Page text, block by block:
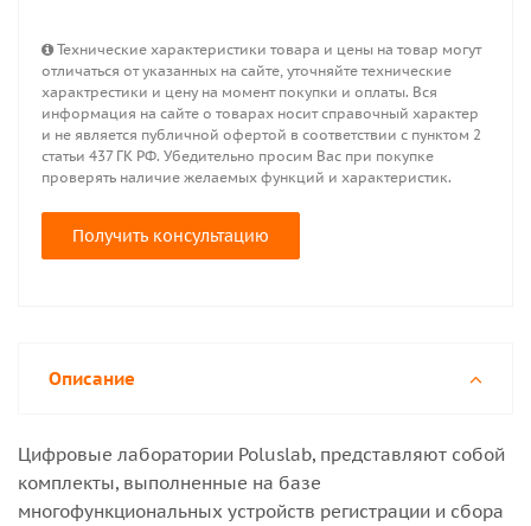
Технические характеристики товара и цены на товар могут
отличаться от указанных на сайте, уточняйте технические
характрестики и цену на момент покупки и оплаты. Вся
информация на сайте о товарах носит справочный характер
и не является публичной офертой в соответствии с пунктом 2
статьи 437 ГК РФ. Убедительно просим Вас при покупке
проверять наличие желаемых функций и характеристик.
Получить консультацию
Описание
Цифровые лаборатории Poluslab, представляют собой
комплекты, выполненные на базе
многофункциональных устройств регистрации и сбора